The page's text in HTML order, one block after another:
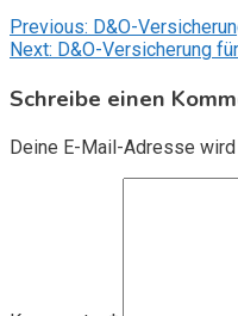
Previous: D&O-
Next: D&O-Versicherung
Schreibe einen
Deine E-Mail-Adresse